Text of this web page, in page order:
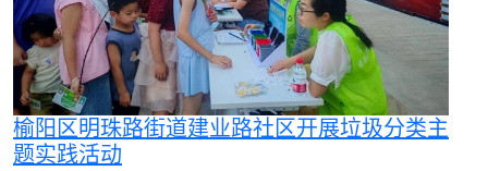
榆阳区明珠路街道建业路社区开展垃圾分类主
题实践活动